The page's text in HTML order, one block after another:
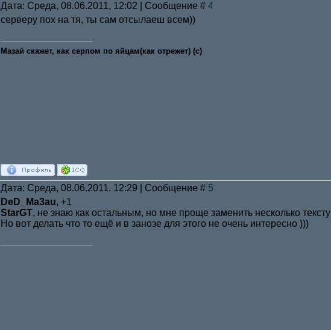
Дата: Среда, 08.06.2011, 12:02 | Сообщение # 4
серверу пох на тя, ты сам отсылаеш всем))
Мазай скажет, как серпом по яйцам(как отрежет) (с)
Дата: Среда, 08.06.2011, 12:29 | Сообщение # 5
DeD_Ma3au, +1
StarGT, не знаю как остальным, но мне проще заменить несколько
Но вот делать что то ещё и в занозе для этого не очень интересно )))